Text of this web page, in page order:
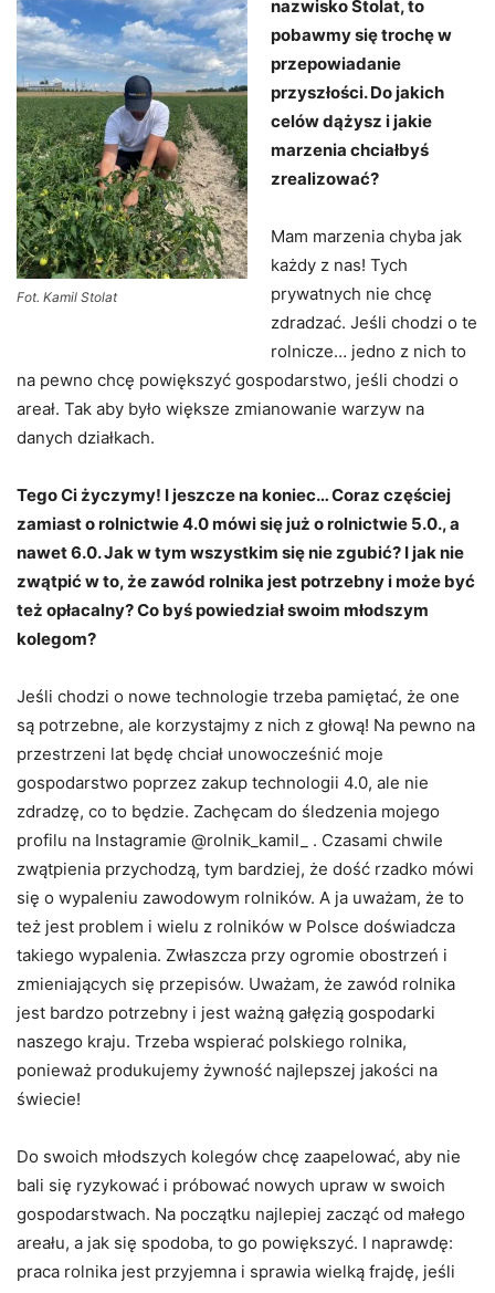
Fot. Kamil Stolat
nazwisko Stolat, to
pobawmy się trochę w
przepowiadanie
przyszłości. Do jakich
celów dążysz i jakie
marzenia chciałbyś
zrealizować?
Mam marzenia chyba jak
każdy z nas! Tych
prywatnych nie chcę
zdradzać. Jeśli chodzi o te
rolnicze… jedno z nich to
na pewno chcę powiększyć gospodarstwo, jeśli chodzi o
areał. Tak aby było większe zmianowanie warzyw na
danych działkach.
Tego Ci życzymy! I jeszcze na koniec… Coraz częściej
zamiast o rolnictwie 4.0 mówi się już o rolnictwie 5.0., a
nawet 6.0. Jak w tym wszystkim się nie zgubić? I jak nie
zwątpić w to, że zawód rolnika jest potrzebny i może być
też opłacalny? Co byś powiedział swoim młodszym
kolegom?
Jeśli chodzi o nowe technologie trzeba pamiętać, że one
są potrzebne, ale korzystajmy z nich z głową! Na pewno na
przestrzeni lat będę chciał unowocześnić moje
gospodarstwo poprzez zakup technologii 4.0, ale nie
zdradzę, co to będzie. Zachęcam do śledzenia mojego
profilu na Instagramie @rolnik_kamil_ . Czasami chwile
zwątpienia przychodzą, tym bardziej, że dość rzadko mówi
się o wypaleniu zawodowym rolników. A ja uważam, że to
też jest problem i wielu z rolników w Polsce doświadcza
takiego wypalenia. Zwłaszcza przy ogromie obostrzeń i
zmieniających się przepisów. Uważam, że zawód rolnika
jest bardzo potrzebny i jest ważną gałęzią gospodarki
naszego kraju. Trzeba wspierać polskiego rolnika,
ponieważ produkujemy żywność najlepszej jakości na
świecie!
Do swoich młodszych kolegów chcę zaapelować, aby nie
bali się ryzykować i próbować nowych upraw w swoich
gospodarstwach. Na początku najlepiej zacząć od małego
areału, a jak się spodoba, to go powiększyć. I naprawdę:
praca rolnika jest przyjemna i sprawia wielką frajdę, jeśli